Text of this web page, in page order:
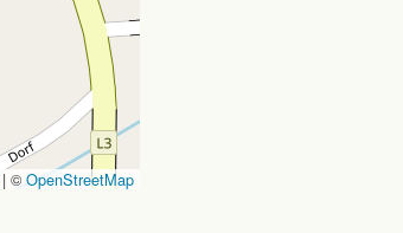
| © OpenStreetMap